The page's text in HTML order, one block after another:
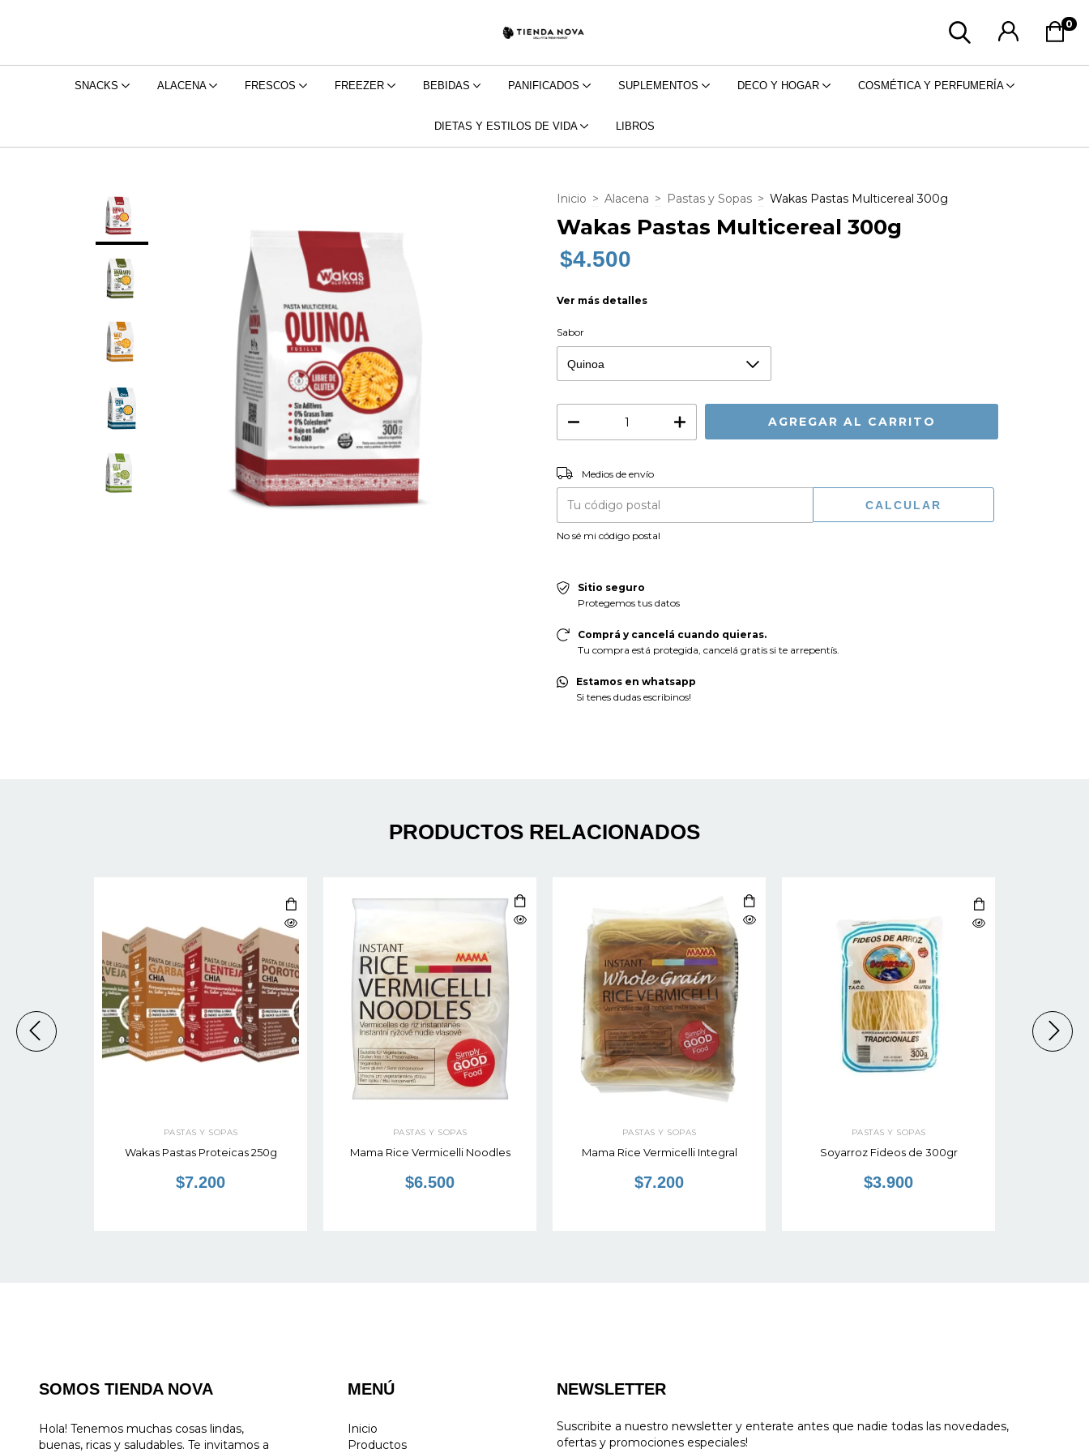
0
SNACKS ALACENA FRESCOS FREEZER BEBIDAS PANIFICADOS SUPLEMENTOS DECO Y HOGAR COSMÉTICA Y PERFUMERÍA
DIETAS Y ESTILOS DE VIDA LIBROS
Inicio > Alacena > Pastas y Sopas > Wakas Pastas Multicereal 300g
Wakas Pastas Multicereal 300g
$4.500
Ver más detalles
Sabor
Entregas para el CP:
Medios de envío
CALCULAR
No sé mi código postal
Sitio seguro
Protegemos tus datos
Comprá y cancelá cuando quieras.
Tu compra está protegida, cancelá gratis si te arrepentís.
Estamos en whatsapp
Si tenes dudas escribinos!
PRODUCTOS RELACIONADOS
PASTAS Y SOPAS
Wakas Pastas Proteicas 250g
$7.200
PASTAS Y SOPAS
Mama Rice Vermicelli Noodles
$6.500
PASTAS Y SOPAS
Mama Rice Vermicelli Integral
$7.200
PASTAS Y SOPAS
Soyarroz Fideos de 300gr
$3.900
SOMOS TIENDA NOVA
Hola! Tenemos muchas cosas lindas,
buenas, ricas y saludables. Te invitamos a
MENÚ
Inicio
Productos
NEWSLETTER
Suscribite a nuestro newsletter y enterate antes que nadie todas las novedades,
ofertas y promociones especiales!